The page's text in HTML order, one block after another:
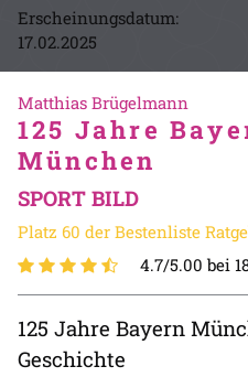
Erscheinungsdatum:
17.02.2025
Matthias Brügelmann
125 Jahre
München
SPORT BILD
Platz 60 der Bestenliste
4.7/5.00 bei
125 Jahre Bayern
Geschichte